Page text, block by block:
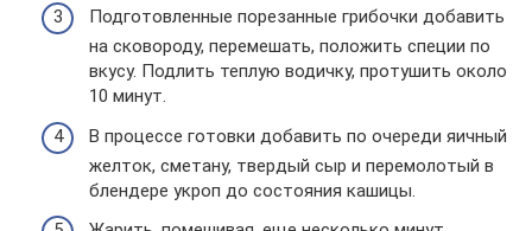
Подготовленные порезанные грибочки добавить
на сковороду, перемешать, положить специи по
вкусу. Подлить теплую водичку, протушить около
10 минут.
В процессе готовки добавить по очереди яичный
желток, сметану, твердый сыр и перемолотый в
блендере укроп до состояния кашицы.